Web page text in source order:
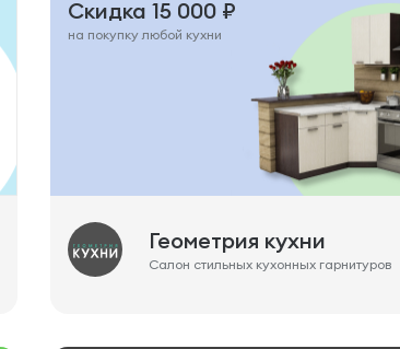
Скидка 15 000 ₽
на покупку любой кухни
Геометрия кухни
Салон стильных кухонных гарнитуров